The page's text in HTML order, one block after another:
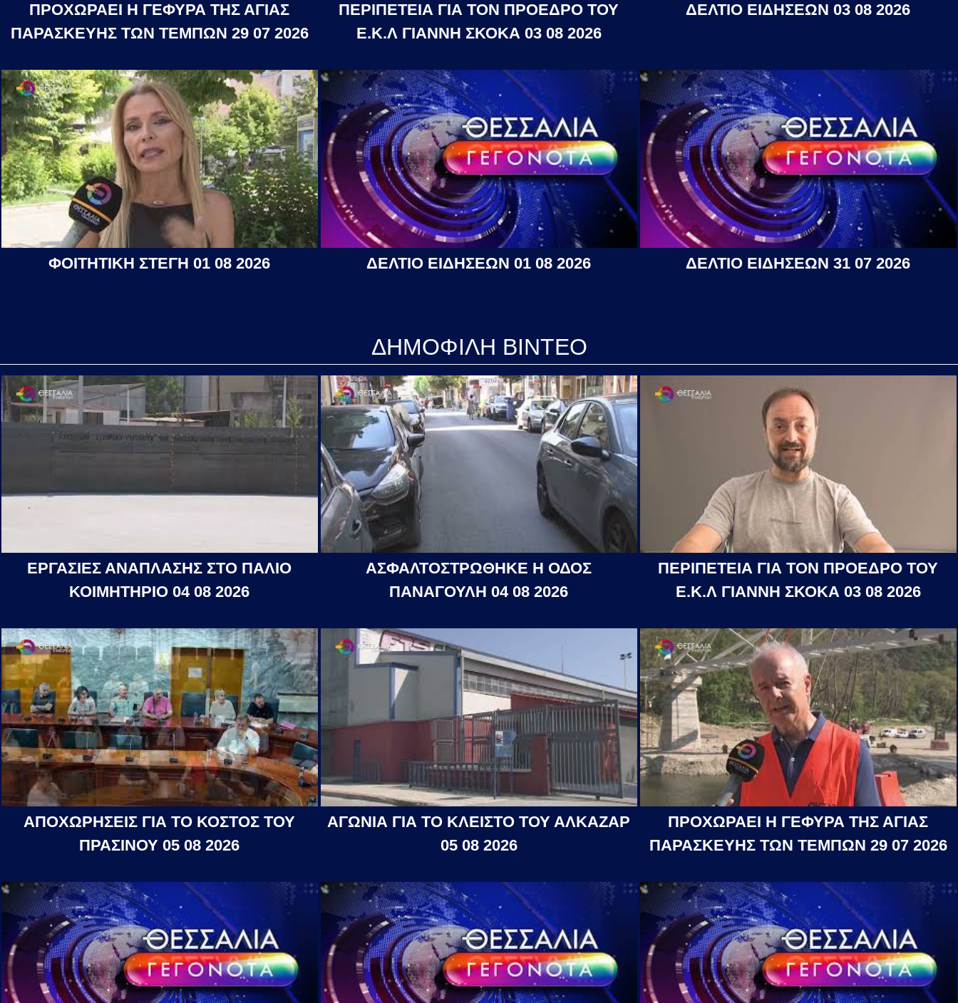
ΠΡΟΧΩΡΑΕΙ Η ΓΕΦΥΡΑ ΤΗΣ ΑΓΙΑΣ
ΠΑΡΑΣΚΕΥΗΣ ΤΩΝ ΤΕΜΠΩΝ 29 07 2026
ΠΕΡΙΠΕΤΕΙΑ ΓΙΑ ΤΟΝ ΠΡΟΕΔΡΟ ΤΟΥ
Ε.Κ.Λ ΓΙΑΝΝΗ ΣΚΟΚΑ 03 08 2026
ΔΕΛΤΙΟ ΕΙΔΗΣΕΩΝ 03 08 2026
ΦΟΙΤΗΤΙΚΗ ΣΤΕΓΗ 01 08 2026 ΔΕΛΤΙΟ ΕΙΔΗΣΕΩΝ 01 08 2026 ΔΕΛΤΙΟ ΕΙΔΗΣΕΩΝ 31 07 2026
ΔΗΜΟΦΙΛΗ ΒΙΝΤΕΟ
ΕΡΓΑΣΙΕΣ ΑΝΑΠΛΑΣΗΣ ΣΤΟ ΠΑΛΙΟ
ΚΟΙΜΗΤΗΡΙΟ 04 08 2026
ΑΣΦΑΛΤΟΣΤΡΩΘΗΚΕ Η ΟΔΟΣ
ΠΑΝΑΓΟΥΛΗ 04 08 2026
ΠΕΡΙΠΕΤΕΙΑ ΓΙΑ ΤΟΝ ΠΡΟΕΔΡΟ ΤΟΥ
Ε.Κ.Λ ΓΙΑΝΝΗ ΣΚΟΚΑ 03 08 2026
ΑΠΟΧΩΡΗΣΕΙΣ ΓΙΑ ΤΟ ΚΟΣΤΟΣ ΤΟΥ
ΠΡΑΣΙΝΟΥ 05 08 2026
ΑΓΩΝΙΑ ΓΙΑ ΤΟ ΚΛΕΙΣΤΟ ΤΟΥ ΑΛΚΑΖΑΡ
05 08 2026
ΠΡΟΧΩΡΑΕΙ Η ΓΕΦΥΡΑ ΤΗΣ ΑΓΙΑΣ
ΠΑΡΑΣΚΕΥΗΣ ΤΩΝ ΤΕΜΠΩΝ 29 07 2026